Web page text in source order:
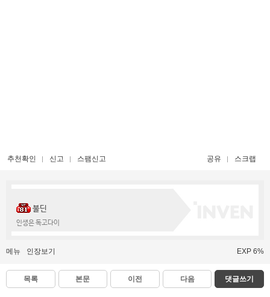
추천확인 신고 스팸신고 공유 스크랩
불딘
인생은 독고다이
메뉴 인장보기 EXP 6%
목록 본문 이전 다음 댓글쓰기